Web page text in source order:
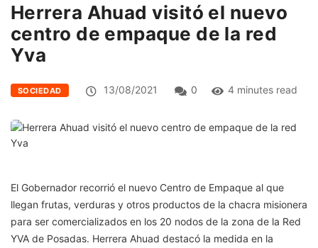
Herrera Ahuad visitó el nuevo
centro de empaque de la red
Yva
SOCIEDAD 13/08/2021 0 4 minutes read
El Gobernador recorrió el nuevo Centro de Empaque al que
llegan frutas, verduras y otros productos de la chacra misionera
para ser comercializados en los 20 nodos de la zona de la Red
YVA de Posadas. Herrera Ahuad destacó la medida en la